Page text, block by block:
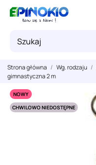
Strona główna Wg. rodzaju
gimnastyczna 2 m
NOWY
CHWILOWO NIEDOSTĘPNE